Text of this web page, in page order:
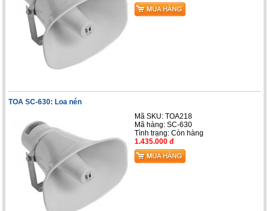
TOA SC-630: Loa nén
Mã SKU: TOA218
Mã hàng: SC-630
Tình trạng: Còn hàng
1.435.000 đ